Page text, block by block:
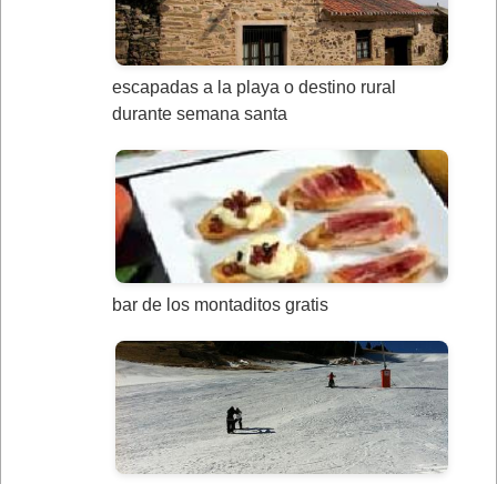
escapadas a la playa o destino rural
durante semana santa
bar de los montaditos gratis